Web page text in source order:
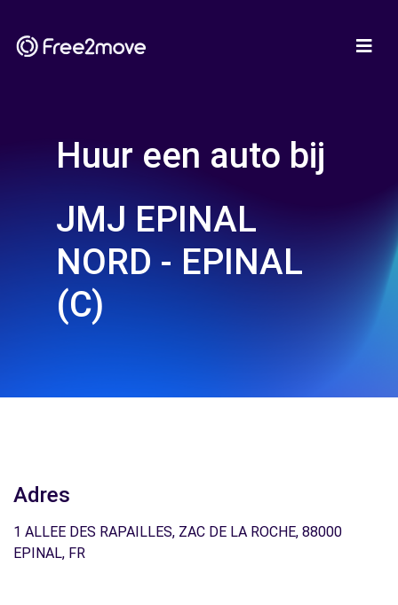
Huur een auto bij
JMJ EPINAL
NORD - EPINAL
(C)
Adres
1 ALLEE DES RAPAILLES, ZAC DE LA ROCHE, 88000
EPINAL, FR